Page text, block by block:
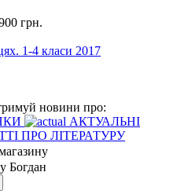
грн.
1-4 класи 2017
новини про:
АКТУАЛЬНІ
ПРО ЛІТЕРАТУРУ
Богдан